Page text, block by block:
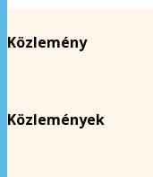
Közlemény
Közlemények